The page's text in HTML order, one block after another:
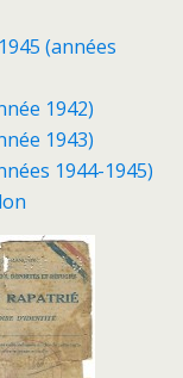
(années
1942)
1943)
1944-1945)